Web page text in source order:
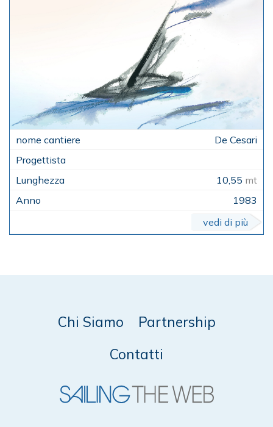
De Cesari
10,55 mt
1983
vedi di più
Chi Siamo
Partnership
Contatti